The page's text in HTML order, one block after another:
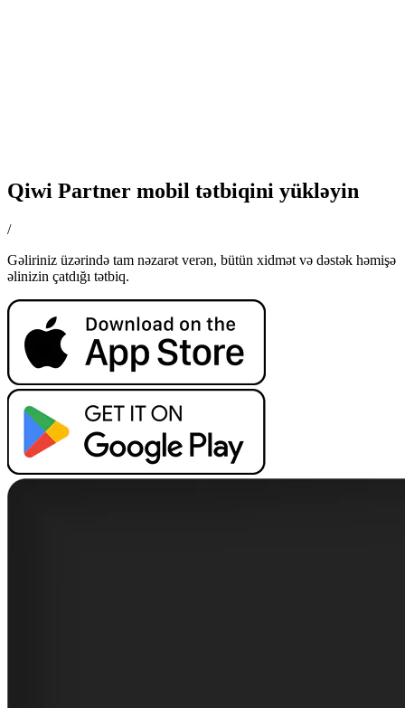
Qiwi Partner mobil tətbiqini yükləyin
/
Gəliriniz üzərində tam nəzarət verən, bütün xidmət və dəstək həmişə
əlinizin çatdığı tətbiq.